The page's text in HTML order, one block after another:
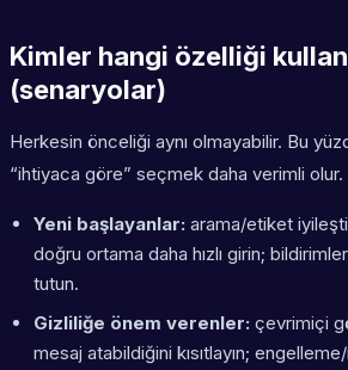
Kimler hangi özelliği
(senaryolar)
Herkesin önceliği aynı olmayabilir. Bu
“ihtiyaca göre” seçmek daha verimli olur.
Yeni başlayanlar: arama/etiket
doğru ortama daha hızlı girin;
tutun.
Gizliliğe önem verenler: çevrimiçi
mesaj atabildiğini kısıtlayın; engelleme/